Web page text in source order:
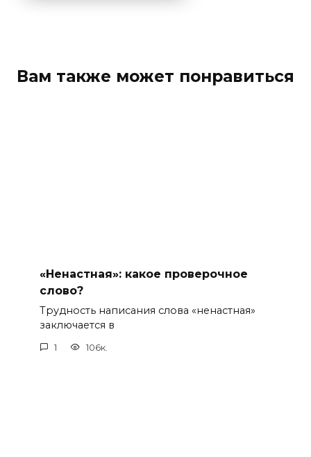
Вам также может понравиться
«Ненастная»: какое проверочное
слово?
Трудность написания слова «ненастная»
заключается в
1 106к.